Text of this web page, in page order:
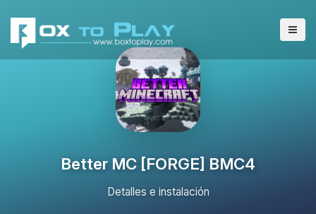
Better MC [FORGE] BMC4
Detalles e instalación